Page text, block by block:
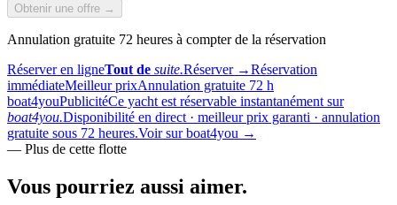
Obtenir une offre →
Annulation gratuite 72 heures à compter de la réservation
Réserver en ligneTout de suite.Réserver →Réservation
immédiateMeilleur prixAnnulation gratuite 72 h
boat4youPublicitéCe yacht est réservable instantanément sur
boat4you.Disponibilité en direct · meilleur prix garanti · annulation
gratuite sous 72 heures.Voir sur boat4you →
— Plus de cette flotte
Vous pourriez aussi aimer.